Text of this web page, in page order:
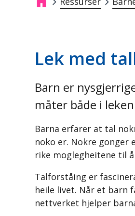
Lek med
Barn er
måter både i
Barna erfarer at tal
noko er. Nokre
rike moglegheitene til
Talforståing er
heile livet. Når et barn
nettverket hjelper